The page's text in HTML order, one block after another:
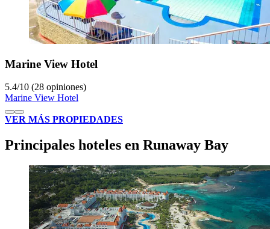
Marine View Hotel
5.4/10 (28 opiniones)
Marine View Hotel
VER MÁS PROPIEDADES
Principales hoteles en Runaway Bay